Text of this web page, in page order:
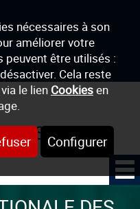
nécessaires à son
améliorer votre
peuvent être utilisés :
Cela reste
le lien Cookiesen
Configurer